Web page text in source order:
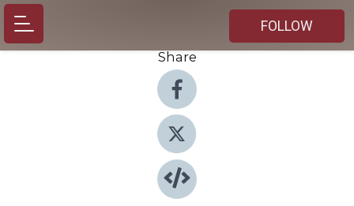
FOLLOW
Share